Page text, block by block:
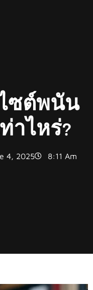
ซต์พนัน
าไหร่?
4, 2025 8:11 Am